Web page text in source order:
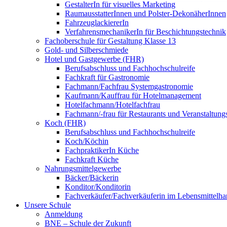
GestalterIn für visuelles Marketing
RaumausstatterInnen und Polster-DekonäherInnen
FahrzeuglackiererIn
VerfahrensmechanikerIn für Beschichtungstechnik
Fachoberschule für Gestaltung Klasse 13
Gold- und Silberschmiede
Hotel und Gastgewerbe (FHR)
Berufsabschluss und Fachhochschulreife
Fachkraft für Gastronomie
Fachmann/Fachfrau Systemgastronomie
Kaufmann/Kauffrau für Hotelmanagement
Hotelfachmann/Hotelfachfrau
Fachmann/-frau für Restaurants und
Koch (FHR)
Berufsabschluss und Fachhochschulreife
Koch/Köchin
FachpraktikerIn Küche
Fachkraft Küche
Nahrungsmittelgewerbe
Bäcker/Bäckerin
Konditor/Konditorin
Fachverkäufer/Fachverkäuferin im
Unsere Schule
Anmeldung
BNE – Schule der Zukunft